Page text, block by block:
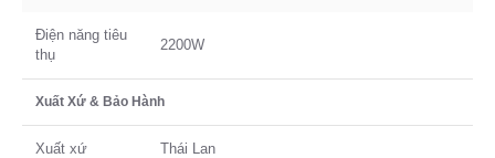
Điện năng tiêu
thụ
2200W
Xuất Xứ & Bảo Hành
Xuất xứ Thái Lan